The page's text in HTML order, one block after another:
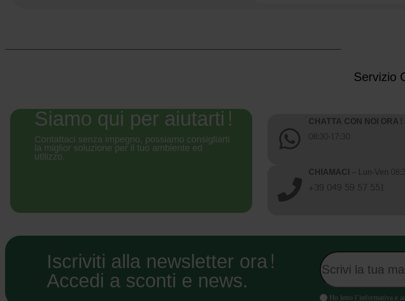
Servizio
Siamo qui per aiutarti!
Contattaci senza impegno, possiamo consigliarti
la miglior soluzione per il tuo ambiente ed
utilizzo.
CHATTA CON NOI ORA!
08:30-17:30
CHIAMACI– Lun-Ven
+39 049 59 57 551
Iscriviti alla newsletter ora!
Accedi a sconti e news. Ho letto l’informativa e